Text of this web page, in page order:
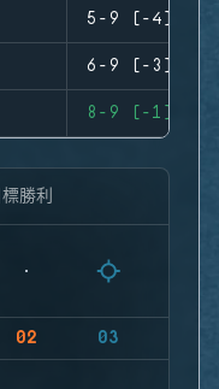
5-9 (-4)
6-9 (-3)
8-9 (-1)
勝利
02 03